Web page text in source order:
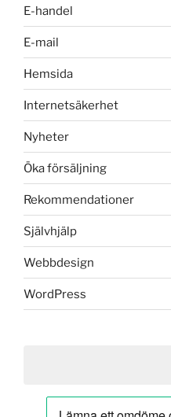
E-handel
E-mail
Hemsida
Internetsäkerhet
Nyheter
Öka försäljning
Rekommendationer
Självhjälp
Webbdesign
WordPress